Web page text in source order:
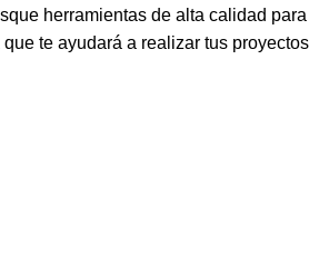
herramientas de alta calidad
te ayudará a realizar tus